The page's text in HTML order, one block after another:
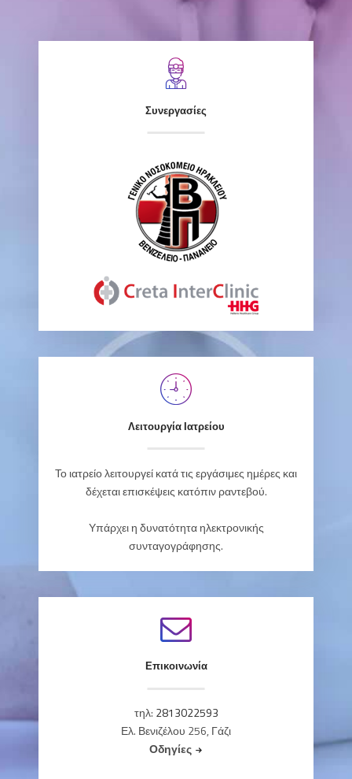
Συνεργασίες
Λειτουργία Ιατρείου
Το ιατρείο λειτουργεί κατά τις εργάσιμες ημέρες και
δέχεται επισκέψεις κατόπιν ραντεβού.
Υπάρχει η δυνατότητα ηλεκτρονικής
συνταγογράφησης.
Επικοινωνία
τηλ: 2813022593
Ελ. Βενιζέλου 256, Γάζι
Οδηγίες